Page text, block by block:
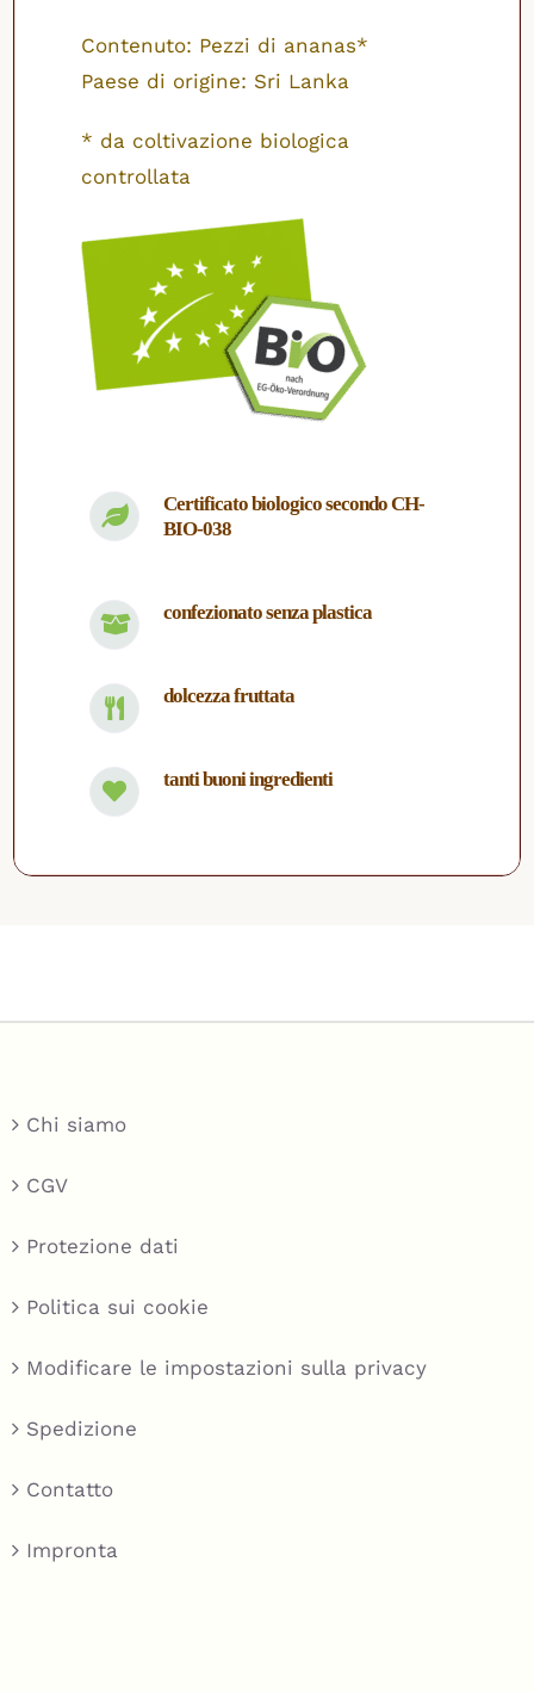
Contenuto: Pezzi di ananas*
Paese di origine: Sri Lanka
* da coltivazione biologica
controllata
Certificato biologico secondo CH-
BIO-038
confezionato senza plastica
dolcezza fruttata
tanti buoni ingredienti
Chi siamo
CGV
Protezione dati
Politica sui cookie
Modificare le impostazioni sulla privacy
Spedizione
Contatto
Impronta